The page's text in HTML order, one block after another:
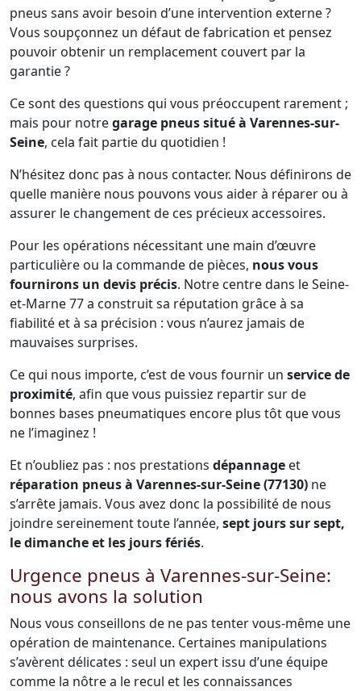
pneus sans avoir besoin d’une intervention externe ?
Vous soupçonnez un défaut de fabrication et pensez
pouvoir obtenir un remplacement couvert par la
garantie ?
Ce sont des questions qui vous préoccupent rarement ;
mais pour notregarage pneus situé à Varennes-sur-
Seine, cela fait partie du quotidien !
N’hésitez donc pas à nous contacter. Nous définirons de
quelle manière nous pouvons vous aider à réparer ou à
assurer le changement de ces précieux accessoires.
Pour les opérations nécessitant une main d’œuvre
particulière ou la commande de pièces, nous vous
fournirons un devis précis. Notre centre dans le Seine-
et-Marne 77 a construit sa réputation grâce à sa
fiabilité et à sa précision : vous n’aurez jamais de
mauvaises surprises.
Ce qui nous importe, c’est de vous fournir un service de
proximité, afin que vous puissiez repartir sur de
bonnes bases pneumatiques encore plus tôt que vous
ne l’imaginez !
Et n’oubliez pas : nos prestations dépannage et
réparation pneus à Varennes-sur-Seine (77130) ne
s’arrête jamais. Vous avez donc la possibilité de nous
joindre sereinement toute l’année, sept jours sur sept,
le dimanche et les jours fériés.
Urgence pneus à Varennes-sur-Seine:
nous avons la solution
Nous vous conseillons de ne pas tenter vous-même une
opération de maintenance. Certaines manipulations
s’avèrent délicates : seul un expert issu d’une équipe
comme la nôtre a le recul et les connaissances